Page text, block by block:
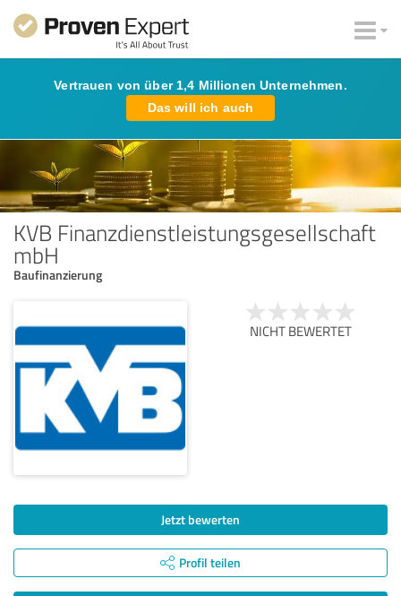
Vertrauen von über 1,4 Millionen Unternehmen.
Das will ich auch
KVB Finanzdienstleistungsgesellschaft
mbH
Baufinanzierung
NICHT BEWERTET
Jetzt bewerten
Profil teilen